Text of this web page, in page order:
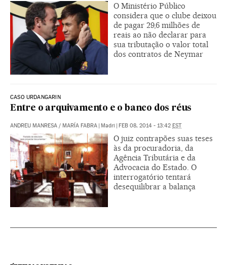
O Ministério Público
considera que o clube deixou
de pagar 29,6 milhões de
reais ao não declarar para
sua tributação o valor total
dos contratos de Neymar
CASO URDANGARIN
Entre o arquivamento e o banco dos réus
ANDREU MANRESA / MARÍA FABRA | Madri | FEB 08, 2014 - 13:42 EST
O juiz contrapões suas teses
às da procuradoria, da
Agência Tributária e da
Advocacia do Estado. O
interrogatório tentará
desequilibrar a balança